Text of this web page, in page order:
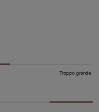
Troppo grande